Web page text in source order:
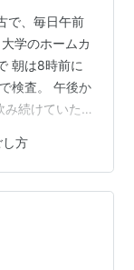
で、毎日午前
学のホームカ
朝は8時前に
検査。 午後か
み続けていた
の風が春を感
、気持ちがふ
約束。 そのあ
で過ごす。
も。
し方